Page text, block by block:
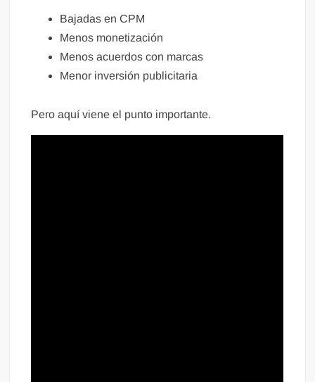
Bajadas en CPM
Menos monetización
Menos acuerdos con marcas
Menor inversión publicitaria
Pero aquí viene el punto importante.